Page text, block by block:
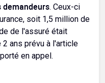
demandeurs. Ceux-ci
soit 1,5 million de
de l'assuré était
2 ans prévu à l'article
en appel.